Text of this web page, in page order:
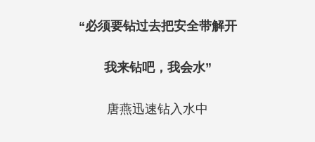
“必须要钻过去把安全带解开
我来钻吧，我会水”
唐燕迅速钻入水中